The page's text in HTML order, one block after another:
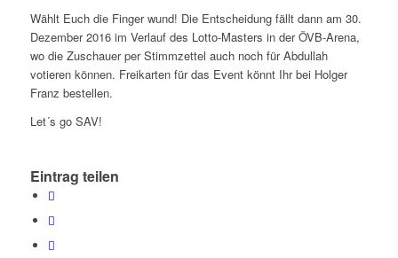
Wählt Euch die Finger wund! Die Entscheidung fällt dann am 30.
Dezember 2016 im Verlauf des Lotto-Masters in der ÖVB-Arena,
wo die Zuschauer per Stimmzettel auch noch für Abdullah
votieren können. Freikarten für das Event könnt Ihr bei Holger
Franz bestellen.
Let´s go SAV!
Eintrag teilen